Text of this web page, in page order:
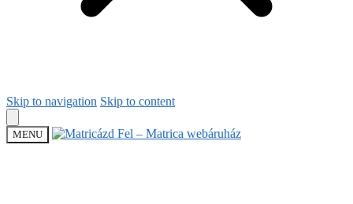
Skip to navigation Skip to content
MENU